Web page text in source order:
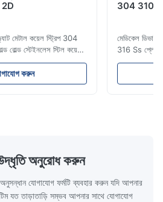
মেটাল কয়েল স্ট্রিপ 304
স্টেইনলেস স্টিল কয়েল
310S 316L 321 ASTM
নাম স্টেইনলেস স্টিল
হট রোল্ড (3.0-300মিমি),
করুন
304 310
মেডিকেল
316 Ss প্লেট
স্টেইনলেস
স্টিলের একটি
অনুরোধ করুন
যোগাযোগ ফর্মটি ব্যবহার করুন যদি আপনার
যত তাড়াতাড়ি সম্ভব আপনার সাথে যোগাযোগ